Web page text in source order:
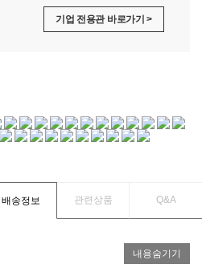
기업 전용관 바로가기 >
배송정보 관련상품 Q&A
내용숨기기